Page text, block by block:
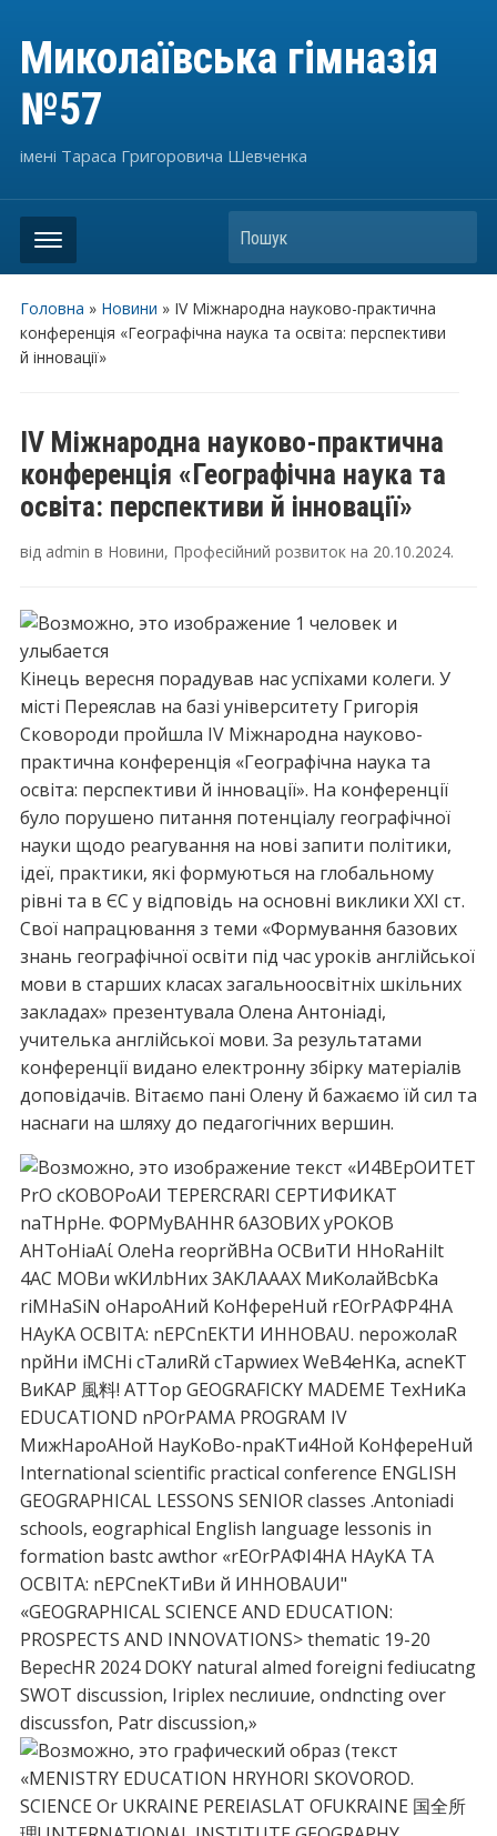
Миколаївська гімназія
№57
імені Тараса Григоровича Шевченка
Пошук
Головна » Новини » ІV Міжнародна науково-практична
конференція «Географічна наука та освіта: перспективи
й інновації»
ІV Міжнародна науково-практична
конференція «Географічна наука та
освіта: перспективи й інновації»
від admin в Новини, Професійний розвитокна 20.10.2024.
Кінець вересня порадував нас успіхами колеги. У
місті Переяслав на базі університету Григорія
Сковороди пройшла ІV Міжнародна науково-
практична конференція «Географічна наука та
освіта: перспективи й інновації». На конференції
було порушено питання потенціалу географічної
науки щодо реагування на нові запити політики,
ідеї, практики, які формуються на глобальному
рівні та в ЄС у відповідь на основні виклики ХХІ ст.
Свої напрацювання з теми «Формування базових
знань географічної освіти під час уроків англійської
мови в старших класах загальноосвітніх шкільних
закладах» презентувала Олена Антоніаді,
учителька англійської мови. За результатами
конференції видано електронну збірку матеріалів
доповідачів. Вітаємо пані Олену й бажаємо їй сил та
наснаги на шляху до педагогічних вершин.